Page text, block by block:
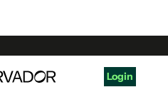
Login